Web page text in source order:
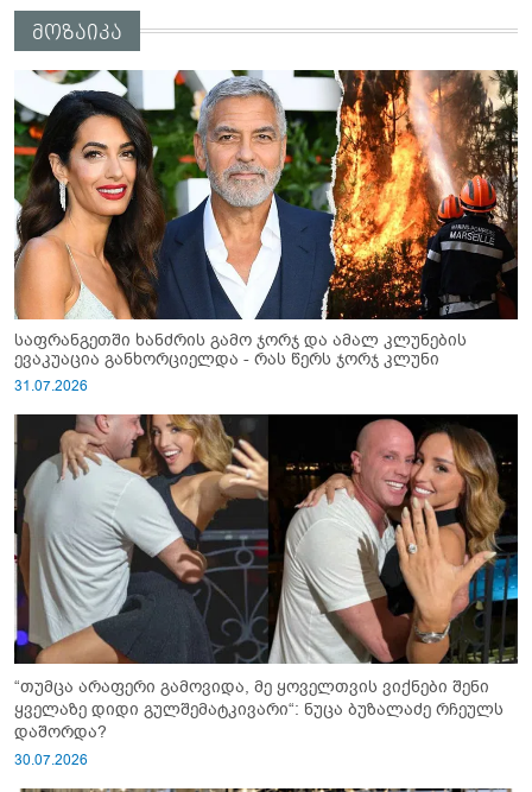
მოზაიკა
საფრანგეთში ხანძრის გამო ჯორჯ და ამალ კლუნების
ევაკუაცია განხორციელდა - რას წერს ჯორჯ კლუნი
31.07.2026
“თუმცა არაფერი გამოვიდა, მე ყოველთვის ვიქნები შენი
ყველაზე დიდი გულშემატკივარი“: ნუცა ბუზალაძე რჩეულს
დაშორდა?
30.07.2026